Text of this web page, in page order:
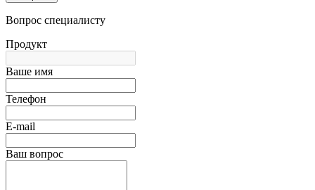
Вопрос специалисту
Продукт
Ваше имя
Телефон
E-mail
Ваш вопрос